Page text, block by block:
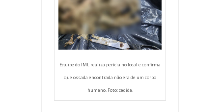
Equipe do IML realiza perícia no local e confirma
que ossada encontrada não era de um corpo
humano. Foto: cedida.